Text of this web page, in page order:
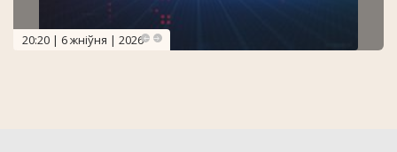
20:20 | 6 жніўня | 2026